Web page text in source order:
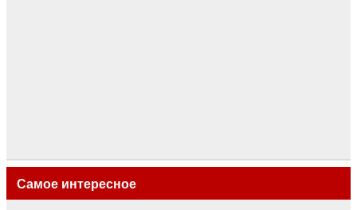
Самое интересное